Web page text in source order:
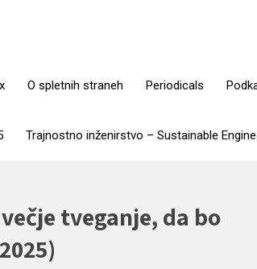
O spletnih straneh Periodicals
Trajnostno inženirstvo – Sustainable
tveganje, da bo